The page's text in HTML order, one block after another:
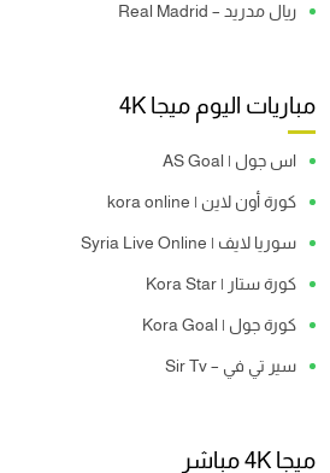
ريال مدريد – Real Madrid
مباريات اليوم ميجا 4K
اس جول | AS Goal
كورة أون لاين | kora online
سوريا لايف | Syria Live Online
كورة ستار | Kora Star
كورة جول | Kora Goal
سير تي في – Sir Tv
ميجا 4K مباشر